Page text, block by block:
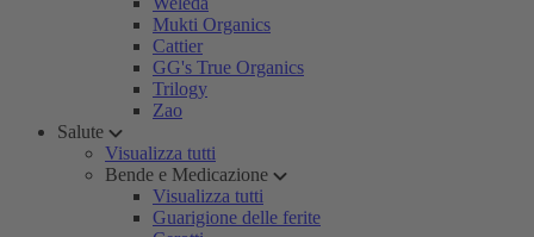
Mukti Organics
Cattier
GG's True Organics
Trilogy
Zao
Salute
Visualizza tutti
Bende e Medicazione
Visualizza tutti
Guarigione delle ferite